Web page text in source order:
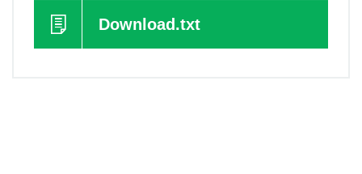
Download.txt